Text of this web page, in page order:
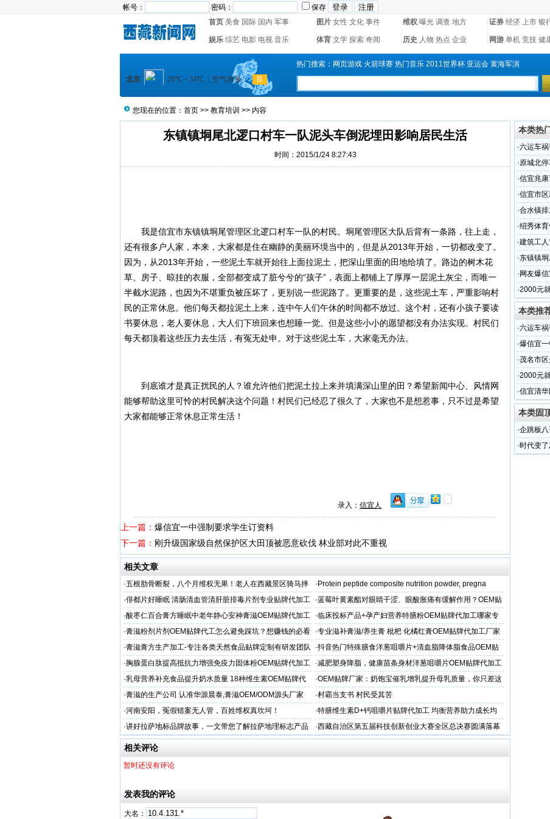
帐号： 密码： 保存
首页 美食 国际 国内 军事 图片 女性 文化 事件 维权 曝光 调查 地方 证券 经济 上市 银
娱乐 综艺 电影 电视 音乐 体育 文学 探索 奇闻 历史 人物 热点 企业 网游 单机 竞技 健
热门搜索： 网页游戏 火箭球赛 热门音乐 2011世界杯 亚运会 黄海军演
您现在的位置： 首页 >> 教育培训 >> 内容
东镇镇垌尾北逻口村车一队泥头车倒泥埋田影响居民生活
时间：2015/1/24 8:27:43
我是信宜市东镇镇垌尾管理区北逻口村车一队的村民。垌尾管理区大队后背有一条路，往上走，
还有很多户人家，本来，大家都是住在幽静的美丽环境当中的，但是从2013年开始，一切都改变了。
因为，从2013年开始，一些泥土车就开始往上面拉泥土，把深山里面的田地给填了。路边的树木花
草、房子、晾挂的衣服，全部都变成了脏兮兮的“孩子”，表面上都铺上了厚厚一层泥土灰尘，而唯一
半截水泥路，也因为不堪重负被压坏了，更别说一些泥路了。更重要的是，这些泥土车，严重影响村
民的正常休息。他们每天都拉泥土上来，连中午人们午休的时间都不放过。这个村，还有小孩子要读
书要休息，老人要休息，大人们下班回来也想睡一觉。但是这些小小的愿望都没有办法实现。村民们
每天都顶着这些压力去生活，有冤无处申。对于这些泥土车，大家毫无办法。
到底谁才是真正扰民的人？谁允许他们把泥土拉上来并填满深山里的田？希望新闻中心、风情网
能够帮助这里可怜的村民解决这个问题！村民们已经忍了很久了，大家也不是想惹事，只不过是希望
大家都能够正常休息正常生活！
录入： 信宜人
上一篇： 爆信宜一中强制要求学生订资料
下一篇： 刚升级国家级自然保护区大田顶被恶意砍伐 林业部对此不重视
相关文章
·五根肋骨断裂，八个月维权无果！老人在西藏景区骑马摔
伤，谁该负责？
· Protein peptide composite nutrition powder, pregna
·俳都片好睡眠 清肠清血管清肝脏排毒片剂专业贴牌代加工 ·蓝莓叶黄素酯对眼睛干涩、眼酸胀痛有缓解作用？OEM贴
牌代工
·酸枣仁百合膏方睡眠中老年静心安神膏滋OEM贴牌代加工
厂
·临床投标产品+孕产妇营养特膳粉OEM贴牌代加工哪家专
业
·膏滋粉剂片剂OEM贴牌代工怎么避免踩坑？想赚钱的必看 ·专业滋补膏滋/养生膏 枇杷 化橘红膏OEM贴牌代加工厂家
·膏滋膏方生产加工-专注各类天然食品贴牌定制有研发团队
厂家
·抖音热门特殊膳食洋葱咀嚼片+清血脂降体脂食品OEM贴
牌加工
· 胸腺蛋白肽提高抵抗力增强免疫力固体粉OEM贴牌代加工
服务商
·减肥塑身降脂，健康苗条身材洋葱咀嚼片OEM贴牌代加工
服务商
·乳母营养补充食品提升奶水质量 18种维生素OEM贴牌代
工
·OEM贴牌厂家：奶饱宝催乳增乳提升母乳质量，你只差这
一步！
·膏滋的生产公司 认准华源晨泰,膏滋OEM/ODM源头厂家 ·村霸当支书 村民受其苦
·河南安阳，冤假错案无人管，百姓维权真坎坷！ ·特膳维生素D+钙咀嚼片贴牌代加工 均衡营养助力成长均
衡营养
·讲好拉萨地标品牌故事，一文带您了解拉萨地理标志产品 ·西藏自治区第五届科技创新创业大赛全区总决赛圆满落幕
相关评论
暂时还没有评论
发表我的评论
大名：
本类热
·六运车
·原城北
·信宜兆
差甚远
·信宜市
志指引
·合水镇
·绍秀体
·建筑工
·东镇镇
居民生活
· 网友爆
行为
·2000元
量被泄
本类推
·六运车
·爆信宜
·茂名市
·2000元
量被泄
·信宜清
本类固
·企跳板
为你服务
·时代变